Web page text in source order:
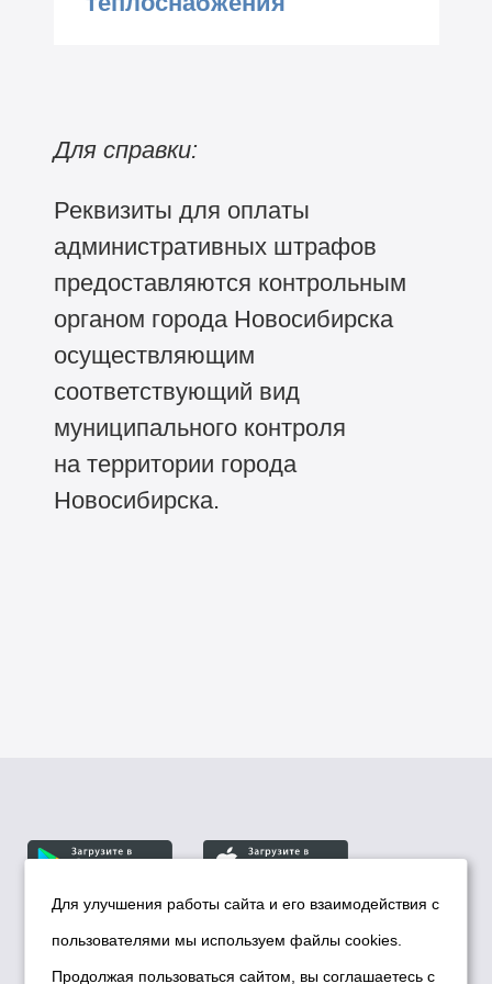
(округа по районам)
осуществление
муниципального контроля,
является мэрия города
Новосибирска, от имени
которой действует
департамент энергетики,
жилищного и
коммунального хозяйства
города
Для справки:
Реквизиты для оплаты
административных штрафов
предоставляются контрольным
органом города Новосибирска
осуществляющим
соответствующий вид
муниципального контроля
на территории города
Новосибирска.
© Департамент информационной политики мэрии
города Новосибирска, 2026
Для улучшения работы сайта и его взаимодействия с
пользователями мы используем файлы cookies.
Продолжая пользоваться сайтом, вы соглашаетесь с